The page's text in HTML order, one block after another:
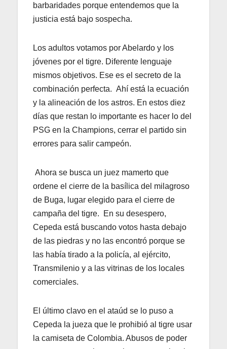
barbaridades porque entendemos que la
justicia está bajo sospecha.
Los adultos votamos por Abelardo y los
jóvenes por el tigre. Diferente lenguaje
mismos objetivos. Ese es el secreto de la
combinación perfecta. Ahí está la ecuación
y la alineación de los astros. En estos diez
días que restan lo importante es hacer lo del
PSG en la Champions, cerrar el partido sin
errores para salir campeón.
Ahora se busca un juez mamerto que
ordene el cierre de la basílica del milagroso
de Buga, lugar elegido para el cierre de
campaña del tigre. En su desespero,
Cepeda está buscando votos hasta debajo
de las piedras y no las encontró porque se
las había tirado a la policía, al ejército,
Transmilenio y a las vitrinas de los locales
comerciales.
El último clavo en el ataúd se lo puso a
Cepeda la jueza que le prohibió al tigre usar
la camiseta de Colombia. Abusos de poder